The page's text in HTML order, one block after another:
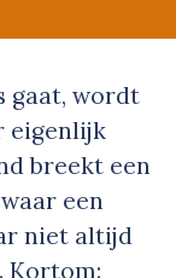
gaat, wordt
eigenlijk
breekt een
een
niet altijd
Kortom: